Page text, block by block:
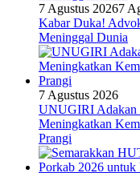
7 Agustus 20267
Kabar Duka!
Meninggal Dunia
7 Agustus 2026
UNUGIRI Adakan
Meningkatkan
Prangi